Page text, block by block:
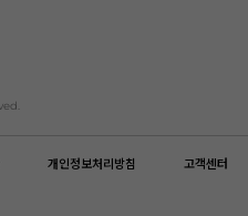
개인정보처리방침 고객센터